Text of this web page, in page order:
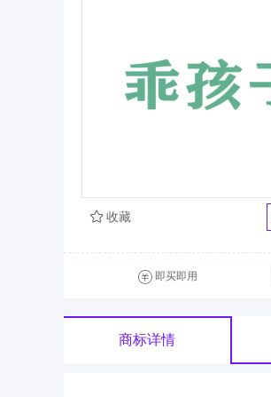
收藏
即买即用
商标详情